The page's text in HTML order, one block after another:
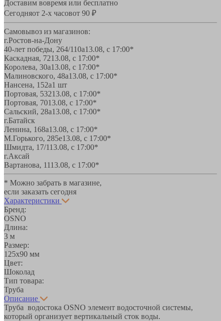
Доставим вовремя или бесплатно
Сегодняот 2-х часовот 90 ₽
Самовывоз из магазинов:
г.Ростов-на-Дону
40-лет победы, 264/110а13.08, с 17:00*
Каскадная, 7213.08, с 17:00*
Королева, 30а13.08, с 17:00*
Малиновского, 48а13.08, с 17:00*
Нансена, 152а1 шт
Портовая, 53213.08, с 17:00*
Портовая, 7013.08, с 17:00*
Сальский, 28a13.08, с 17:00*
г.Батайск
Ленина, 168а13.08, с 17:00*
М.Горького, 285е13.08, с 17:00*
Шмидта, 17/113.08, с 17:00*
г.Аксай
Вартанова, 1113.08, с 17:00*
* Можно забрать в магазине,
если заказать сегодня
Характеристики
Бренд:
OSNO
Длина:
3 м
Размер:
125х90 мм
Цвет:
Шоколад
Тип товара:
Труба
Описание
Труба водостока ОSNО элемент водосточной системы,
который организует вертикальный сток воды.